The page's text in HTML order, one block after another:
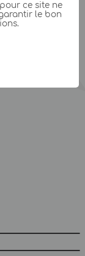
ce site ne
le bon